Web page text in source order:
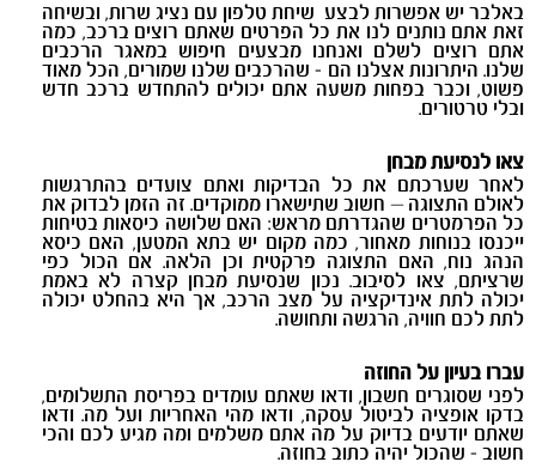
באלבר יש אפשרות לבצע שיחת טלפון עם נציג שרות, ובשיחה
זאת אתם נותנים לנו את כל הפרטים שאתם רוצים ברכב, כמה
אתם רוצים לשלם ואנחנו מבצעים חיפוש במאגר הרכבים
שלנו. היתרונות אצלנו הם - שהרכבים שלנו שמורים, הכל מאוד
פשוט, וכבר בפחות משעה אתם יכולים להתחדש ברכב חדש
ובלי טרטורים.
צאו לנסיעת מבחן
לאחר שערכתם את כל הבדיקות ואתם צועדים בהתרגשות
לאולם התצוגה – חשוב שתישארו ממוקדים. זה הזמן לבדוק את
כל הפרמטרים שהגדרתם מראש: האם שלושה כיסאות בטיחות
ייכנסו בנוחות מאחור, כמה מקום יש בתא המטען, האם כיסא
הנהג נוח, האם התצוגה פרקטית וכן הלאה. אם הכול כפי
שרציתם, צאו לסיבוב. נכון שנסיעת מבחן קצרה לא באמת
יכולה לתת אינדיקציה על מצב הרכב, אך היא בהחלט יכולה
לתת לכם חוויה, הרגשה ותחושה.
עברו בעיון על החוזה
לפני שסוגרים חשבון, ודאו שאתם עומדים בפריסת התשלומים,
בדקו אופציה לביטול עסקה, ודאו מהי האחריות ועל מה. ודאו
שאתם יודעים בדיוק על מה אתם משלמים ומה מגיע לכם והכי
חשוב - שהכול יהיה כתוב בחוזה.